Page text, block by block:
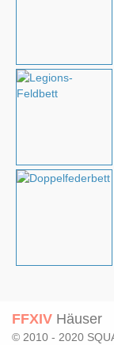
FFXIV Häuser
© 2010 - 2020